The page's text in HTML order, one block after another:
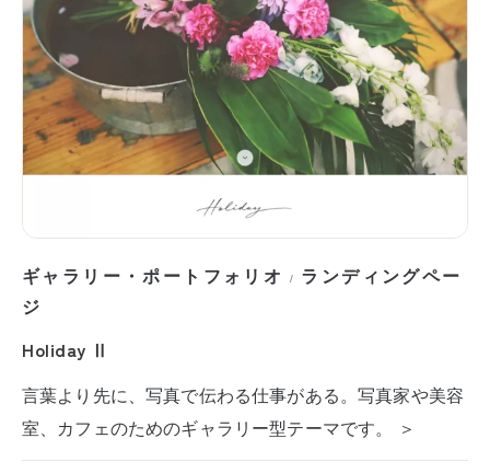
ギャラリー・ポートフォリオ / ランディングペー
ジ
Holiday Ⅱ
言葉より先に、写真で伝わる仕事がある。写真家や美容
室、カフェのためのギャラリー型テーマです。 ＞